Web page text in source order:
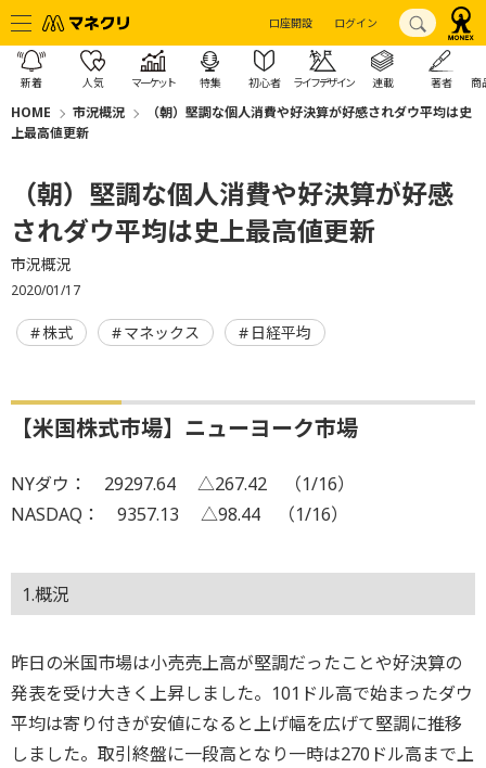
口座開設 ログイン
新着 人気 マーケット 特集 初心者 ライフデザイン 連載 著者 商
HOME 市況概況
（朝）堅調な個人消費や好決算が好感されダウ平均は史
上最高値更新
（朝）堅調な個人消費や好決算が好感
されダウ平均は史上最高値更新
市況概況
2020/01/17
株式 マネックス 日経平均
【米国株式市場】ニューヨーク市場
NYダウ： 29297.64 △267.42 （1/16）
NASDAQ： 9357.13 △98.44 （1/16）
1.概況
昨日の米国市場は小売売上高が堅調だったことや好決算の
発表を受け大きく上昇しました。101ドル高で始まったダウ
平均は寄り付きが安値になると上げ幅を広げて堅調に推移
しました。取引終盤に一段高となり一時は270ドル高まで上